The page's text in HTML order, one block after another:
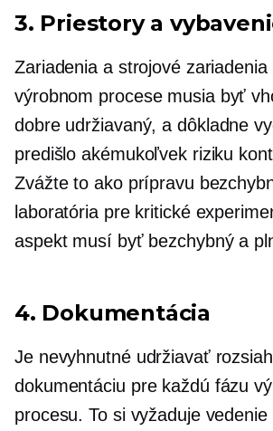
3. Priestory a
Zariadenia a strojové
výrobnom procese musia byť
dobre udržiavaný, a dôkladne
predišlo akémukoľvek riziku
Zvážte to ako prípravu
laboratória pre kritické
aspekt musí byť bezchybný a
4. Dokumentácia
Je nevyhnutné udržiavať
dokumentáciu pre každú fázu
procesu. To si vyžaduje